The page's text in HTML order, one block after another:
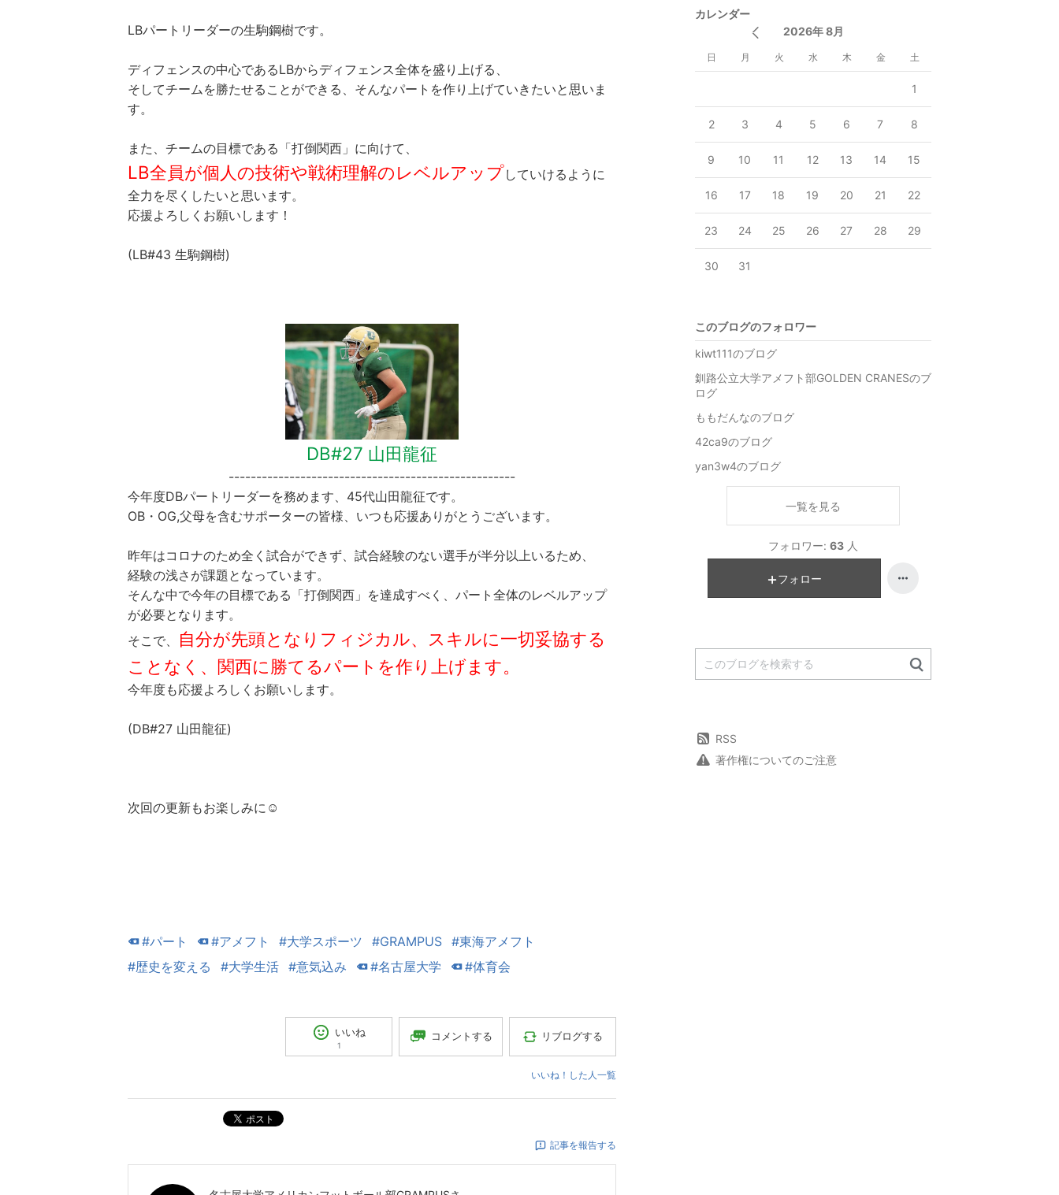
LBパートリーダーの生駒鋼樹です。
ディフェンスの中心であるLBからディフェンス全体を盛り上げる、
そしてチームを勝たせることができる、そんなパートを作り上げていきたいと思いま
す。
また、チームの目標である「打倒関西」に向けて、
LB全員が個人の技術や戦術理解のレベルアップしていけるように
全力を尽くしたいと思います。
応援よろしくお願いします！
(LB#43 生駒鋼樹)
DB#27 山田龍征
----------------------------------------------------
今年度DBパートリーダーを務めます、45代山田龍征です。
OB・OG,父母を含むサポーターの皆様、いつも応援ありがとうございます。
昨年はコロナのため全く試合ができず、試合経験のない選手が半分以上いるため、
経験の浅さが課題となっています。
そんな中で今年の目標である「打倒関西」を達成すべく、パート全体のレベルアップ
が必要となります。
そこで、
自分が先頭となりフィジカル、スキルに一切妥協する
ことなく、関西に勝てるパートを作り上げます。
今年度も応援よろしくお願いします。
(DB#27 山田龍征)
次回の更新もお楽しみに☺️
#パート #アメフト #大学スポーツ #GRAMPUS #東海アメフト
#歴史を変える
#大学生活 #意気込み #名古屋大学 #体育会
いいね
1
コメントする リブログする
いいね！した人一覧
ポスト
記事を報告する
カレンダー
2026年 8月
日 月 火 水 木 金 土
1
2 3 4 5 6 7 8
9 10 11 12 13 14 15
16 17 18 19 20 21 22
23 24 25 26 27 28 29
30 31
このブログのフォロワー
kiwt111のブログ
釧路公立大学アメフト部GOLDEN CRANESのブ
ログ
ももだんなのブログ
42ca9のブログ
yan3w4のブログ
一覧を見る
フォロワー: 63 人
フォロー
RSS
著作権についてのご注意